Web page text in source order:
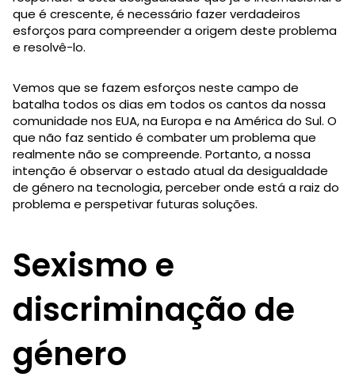
que é crescente, é necessário fazer verdadeiros
esforços para compreender a origem deste problema
e resolvê-lo.
Vemos que se fazem esforços neste campo de
batalha todos os dias em todos os cantos da nossa
comunidade nos EUA, na Europa e na América do Sul. O
que não faz sentido é combater um problema que
realmente não se compreende. Portanto, a nossa
intenção é observar o estado atual da desigualdade
de género na tecnologia, perceber onde está a raiz do
problema e perspetivar futuras soluções.
Sexismo e
discriminação de
género